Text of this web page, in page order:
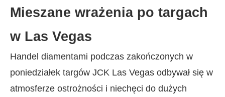
Mieszane wrażenia po targach
w Las Vegas
Handel diamentami podczas zakończonych w
poniedziałek targów JCK Las Vegas odbywał się w
atmosferze ostrożności i niechęci do dużych